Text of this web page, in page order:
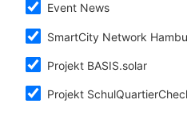
Event News
SmartCity Network
Projekt BASIS.solar
Projekt